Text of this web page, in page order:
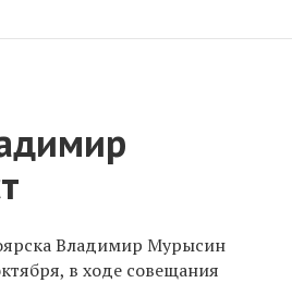
Владимир Мурысин
в ходе совещания